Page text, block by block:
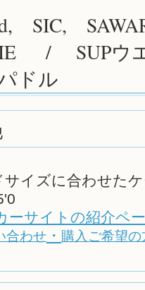
SIC,
/ SUPウ
ドル
サイズに合わせた
ーサイトの紹介ペ
合わせ ・ 購入ご希望